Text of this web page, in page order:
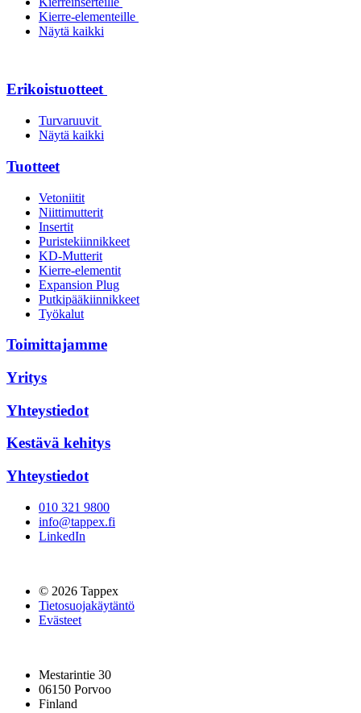
Kierre-elementeille
Näytä kaikki
Erikoistuotteet
Turvaruuvit
Näytä kaikki
Tuotteet
Vetoniitit
Niittimutterit
Insertit
Puristekiinnikkeet
KD-Mutterit
Kierre-elementit
Expansion Plug
Putkipääkiinnikkeet
Työkalut
Toimittajamme
Yritys
Yhteystiedot
Kestävä kehitys
Yhteystiedot
010 321 9800
info@tappex.fi
LinkedIn
© 2026 Tappex
Tietosuojakäytäntö
Evästeet
Mestarintie 30
06150 Porvoo
Finland